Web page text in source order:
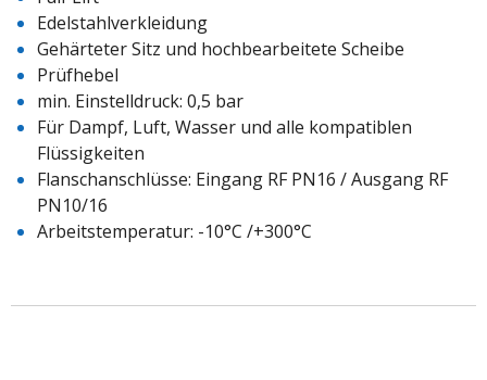
Edelstahlverkleidung
Gehärteter Sitz und hochbearbeitete Scheibe
Prüfhebel
min. Einstelldruck: 0,5 bar
Für Dampf, Luft, Wasser und alle kompatiblen
Flüssigkeiten
Flanschanschlüsse: Eingang RF PN16 / Ausgang RF
PN10/16
Arbeitstemperatur: -10°C /+300°C